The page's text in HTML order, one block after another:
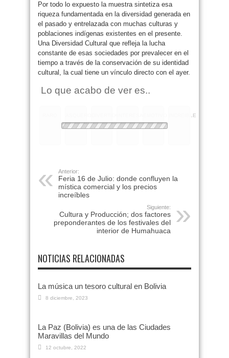
Por todo lo expuesto la muestra sintetiza esa
riqueza fundamentada en la diversidad generada en
el pasado y entrelazada con muchas culturas y
poblaciones indígenas existentes en el presente.
Una Diversidad Cultural que refleja la lucha
constante de esas sociedades por prevalecer en el
tiempo a través de la conservación de su identidad
cultural, la cual tiene un vínculo directo con el ayer.
Lo que acabo de ver es..
INCREIBLE
Anterior:
Feria 16 de Julio: donde confluyen la
mística comercial y los precios
increíbles
Siguiente:
Cultura y Producción; dos factores
preponderantes de los festivales del
interior de Humahuaca
NOTICIAS RELACIONADAS
La música un tesoro cultural en Bolivia
8 diciembre, 2023
La Paz (Bolivia) es una de las Ciudades
Maravillas del Mundo
12 octubre, 2022